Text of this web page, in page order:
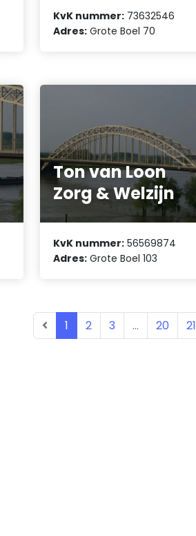
KvK nummer: 73632546
Adres: Grote Boel 70
Ton van Loon
Zorg & Welzijn
KvK nummer: 56569874
Adres: Grote Boel 103
1 2 3 ... 20 21